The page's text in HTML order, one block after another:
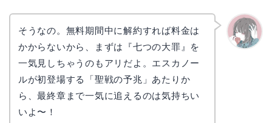
そうなの。無料期間中に解約すれば料金は
かからないから、まずは『七つの大罪』を
一気見しちゃうのもアリだよ。エスカノー
ルが初登場する「聖戦の予兆」あたりか
ら、最終章まで一気に追えるのは気持ちい
いよ〜！